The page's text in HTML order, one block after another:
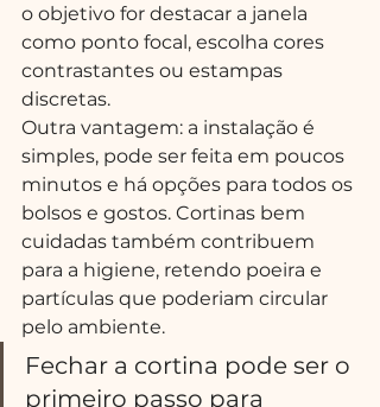
o objetivo for destacar a janela
como ponto focal, escolha cores
contrastantes ou estampas
discretas.
Outra vantagem: a instalação é
simples, pode ser feita em poucos
minutos e há opções para todos os
bolsos e gostos. Cortinas bem
cuidadas também contribuem
para a higiene, retendo poeira e
partículas que poderiam circular
pelo ambiente.
Fechar a cortina pode ser o
primeiro passo para